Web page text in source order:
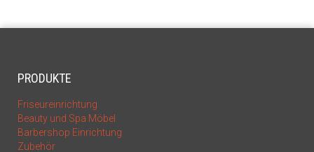
PRODUKTE
Friseureinrichtung
Beauty und Spa Möbel
Barbershop Einrichtung
Zubehör